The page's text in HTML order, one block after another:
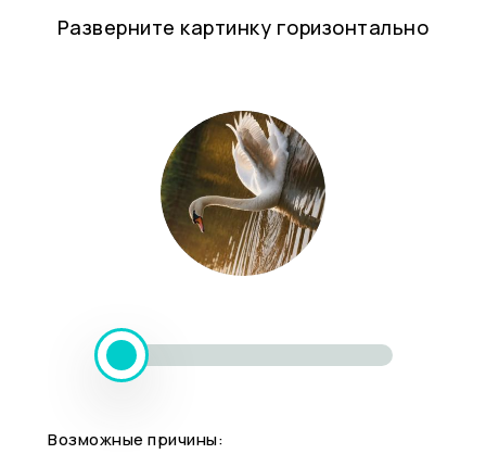
Разверните картинку горизонтально
Возможные причины: